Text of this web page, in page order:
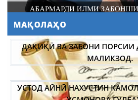
АБУЛҚОСИМ ЛОҲУТӢ /
ABULQOSIM LOHUTY/
АБАРМАРДИ ИЛМИ
МАҚОЛАҲО
ДАҚИҚӢ ВА ЗАБОНИ ПОРСИИ
МАЛИКЗОД.
УСТОД АЙНӢ НАХУСТИН